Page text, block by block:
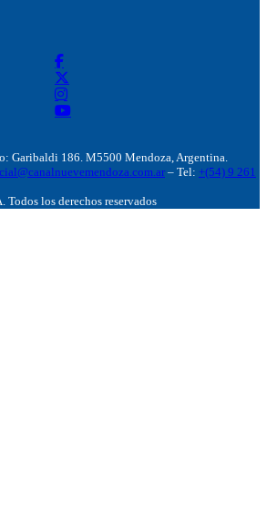
Garibaldi 186. M5500 Mendoza, Argentina.
– Tel: +(54) 9 261
los derechos reservados